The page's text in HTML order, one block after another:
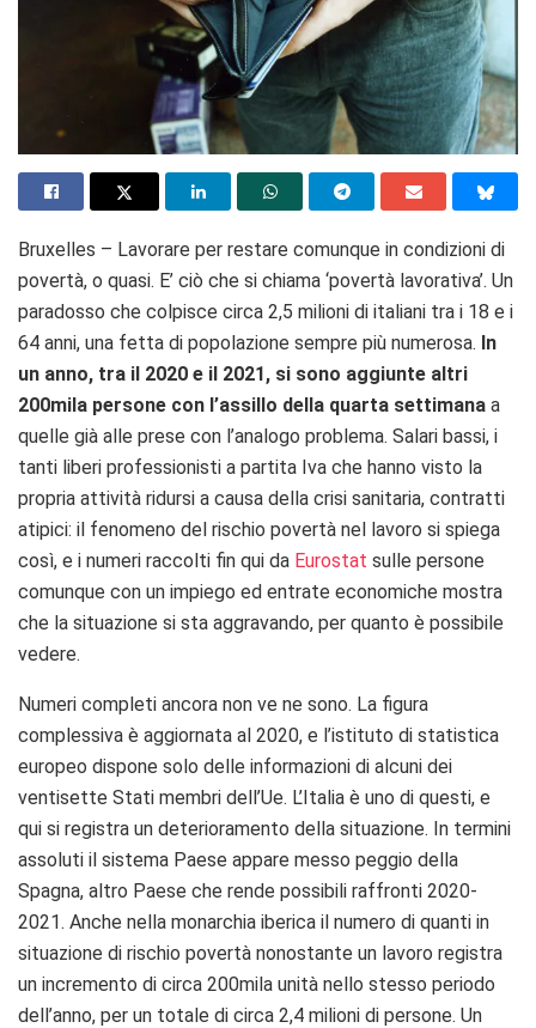
Bruxelles – Lavorare per restare comunque in condizioni di
povertà, o quasi. E’ ciò che si chiama ‘povertà lavorativa’. Un
paradosso che colpisce circa 2,5 milioni di italiani tra i 18 e i
64 anni, una fetta di popolazione sempre più numerosa. In
un anno, tra il 2020 e il 2021, si sono aggiunte altri
200mila persone con l’assillo della quarta settimana a
quelle già alle prese con l’analogo problema. Salari bassi, i
tanti liberi professionisti a partita Iva che hanno visto la
propria attività ridursi a causa della crisi sanitaria, contratti
atipici: il fenomeno del rischio povertà nel lavoro si spiega
così, e i numeri raccolti fin qui da Eurostat sulle persone
comunque con un impiego ed entrate economiche mostra
che la situazione si sta aggravando, per quanto è possibile
vedere.
Numeri completi ancora non ve ne sono. La figura
complessiva è aggiornata al 2020, e l’istituto di statistica
europeo dispone solo delle informazioni di alcuni dei
ventisette Stati membri dell’Ue. L’Italia è uno di questi, e
qui si registra un deterioramento della situazione. In termini
assoluti il sistema Paese appare messo peggio della
Spagna, altro Paese che rende possibili raffronti 2020-
2021. Anche nella monarchia iberica il numero di quanti in
situazione di rischio povertà nonostante un lavoro registra
un incremento di circa 200mila unità nello stesso periodo
dell’anno, per un totale di circa 2,4 milioni di persone. Un